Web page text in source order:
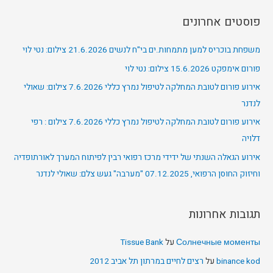
פוסטים אחרונים
משפחת בוכריס למען מתמחות.ים בי"ח לנשים 21.6.2026 צילום: נטי לוי
פורום אימפקט 15.6.2026 צילום: נטי לוי
אירוע פורום לטובת המחלקה לטיפול נמרץ כללי 7.6.2026 צילום: שאולי
לנדנר
אירוע פורום לטובת המחלקה לטיפול נמרץ כללי 7.6.2026 צילום : רפי
דלויה
אירוע הגאלה השנתי של ידידי מרכז רפואי רבין לפיתוח המערך לאורתופדיה
וחיזוק החוסן הרפואי, 07.12.2025 "מערבה" געש צלם: שאולי לנדנר
תגובות אחרונות
Солнечные моменты עלTissue Bank
binance kod על רצים לחיים במרתון תל אביב 2012